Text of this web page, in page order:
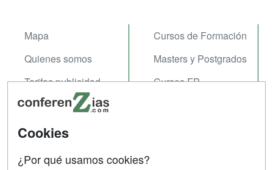
Mapa
Quienes somos
Tarifas publicidad
Acceso Usuarios
Acceso Centros
Cursos de Formación
Masters y Postgrados
Cursos FP
Cookies
¿Por qué usamos cookies?